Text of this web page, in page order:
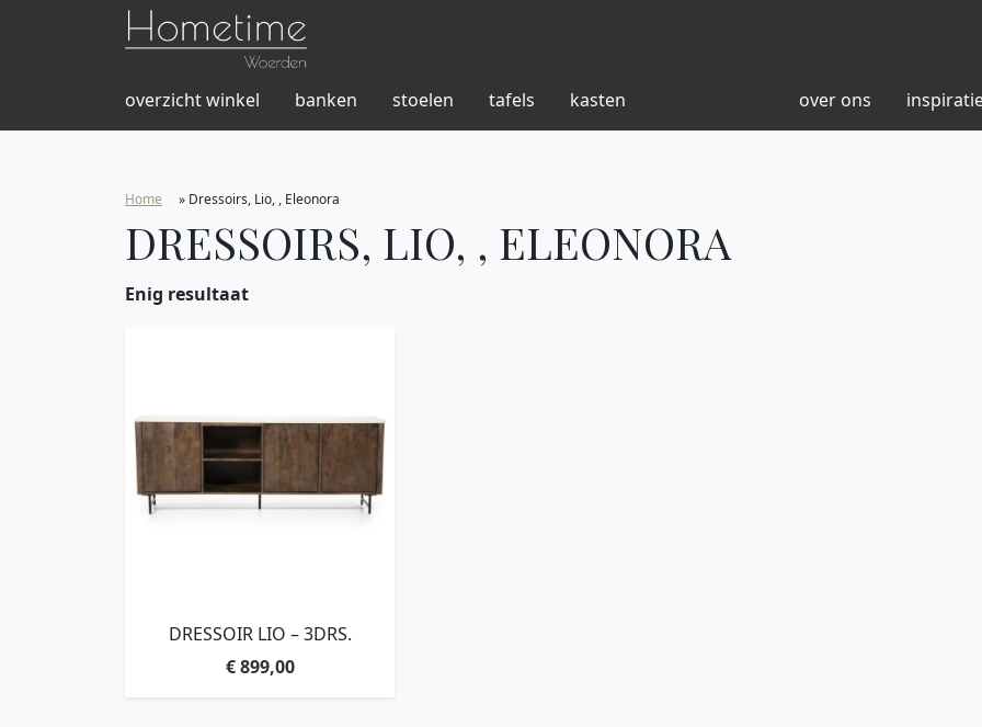
overzicht winkel banken stoelen tafels kasten over ons
Home » Dressoirs, Lio, , Eleonora
DRESSOIRS, LIO, , ELEONORA
Enig resultaat
DRESSOIR LIO – 3DRS.
€899,00